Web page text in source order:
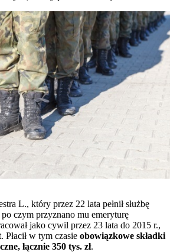
L., który przez 22 lata pełnił służbę
czym przyznano mu emeryturę
jako cywil przez 23 lata do 2015 r.,
Płacił w tym czasie obowiązkowe składki
łącznie 350 tys. zł.